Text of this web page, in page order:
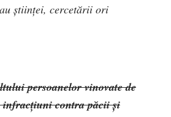
ştiinţei, cercetării ori
persoanelor vinovate de
infracţiuni contra păcii şi